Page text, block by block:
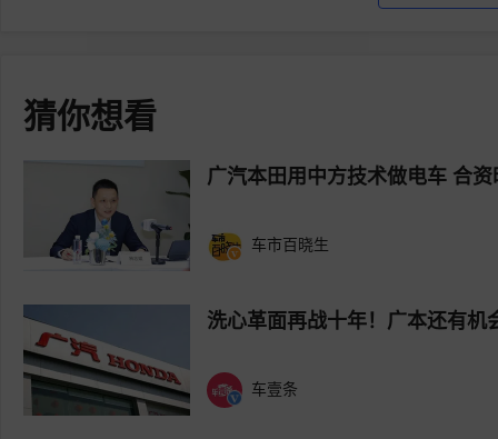
猜你想看
广汽本田用中方技术做电车 合
车市百晓生
洗心革面再战十年！广本还有机
车壹条